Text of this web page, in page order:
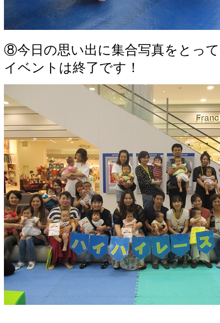
⑧今日の思い出に集合写真をとっ
イベントは終了です！